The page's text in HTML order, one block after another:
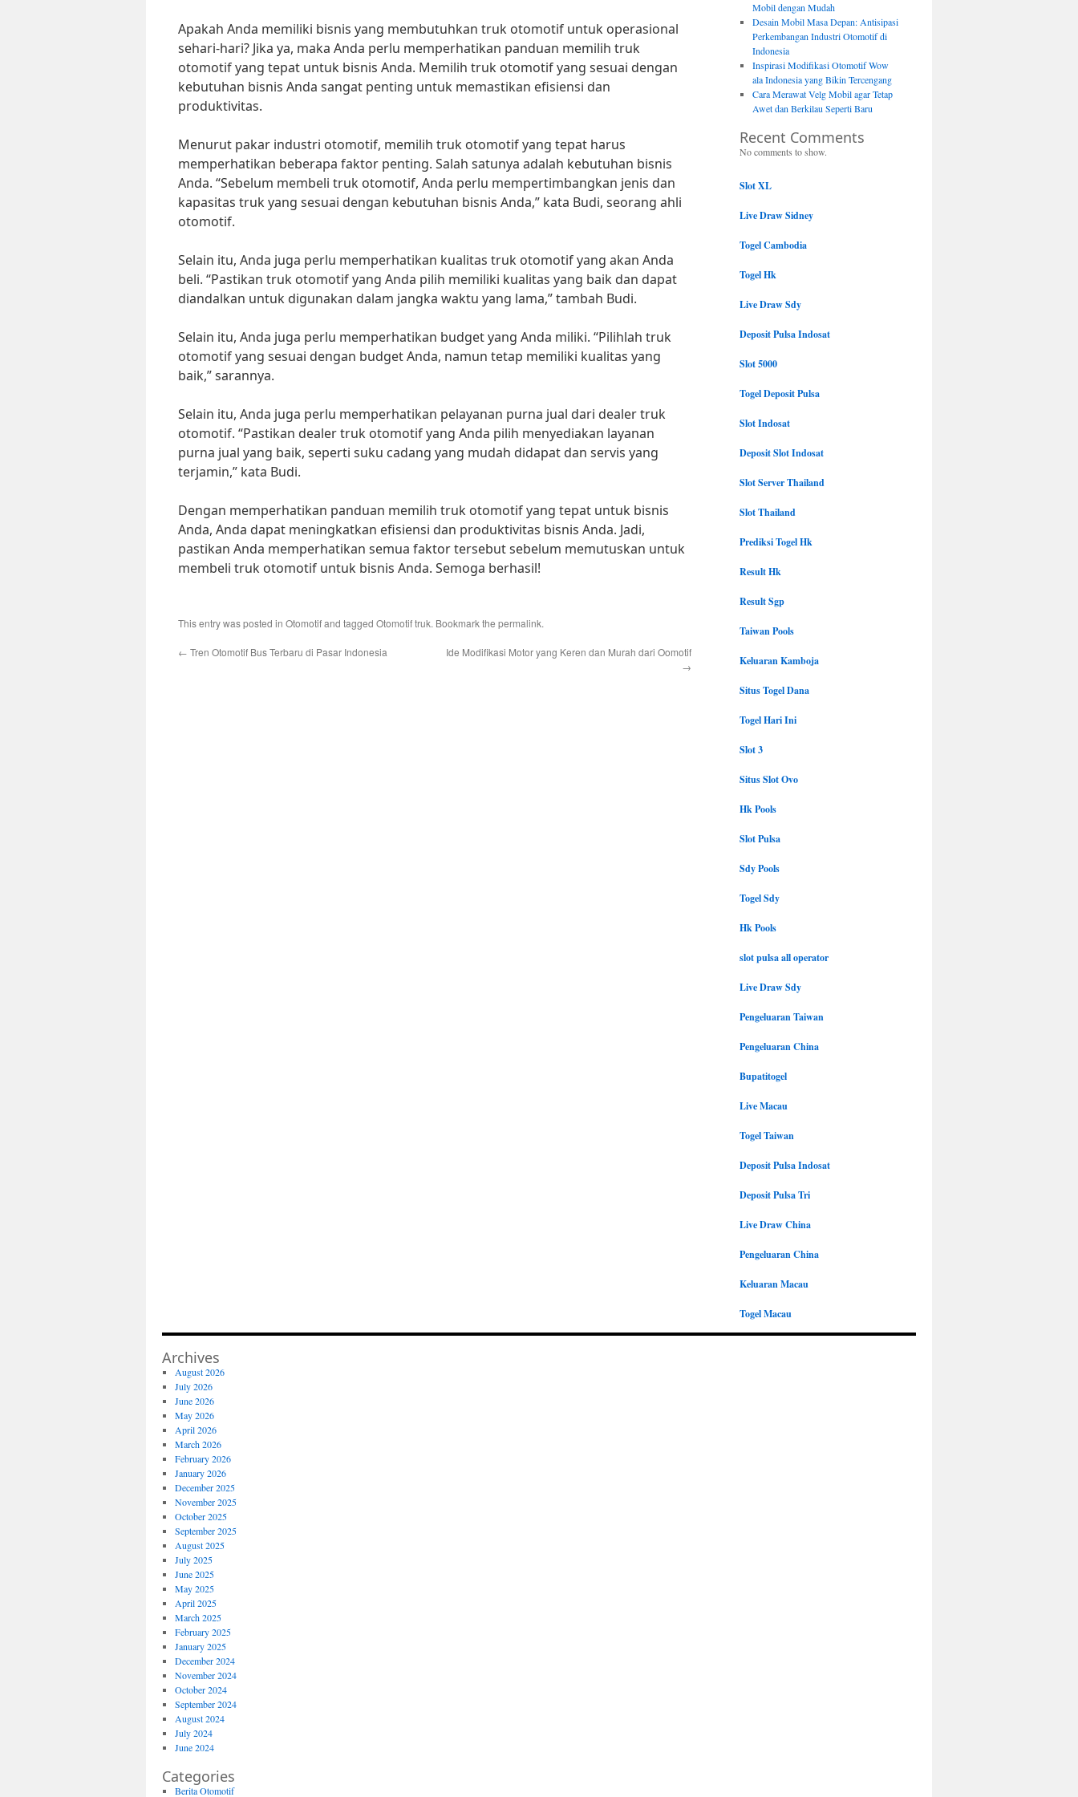
Apakah Anda memiliki bisnis yang membutuhkan truk otomotif untuk operasional
sehari-hari? Jika ya, maka Anda perlu memperhatikan panduan memilih truk
otomotif yang tepat untuk bisnis Anda. Memilih truk otomotif yang sesuai dengan
kebutuhan bisnis Anda sangat penting untuk memastikan efisiensi dan
produktivitas.
Menurut pakar industri otomotif, memilih truk otomotif yang tepat harus
memperhatikan beberapa faktor penting. Salah satunya adalah kebutuhan bisnis
Anda. “Sebelum membeli truk otomotif, Anda perlu mempertimbangkan jenis dan
kapasitas truk yang sesuai dengan kebutuhan bisnis Anda,” kata Budi, seorang ahli
otomotif.
Selain itu, Anda juga perlu memperhatikan kualitas truk otomotif yang akan Anda
beli. “Pastikan truk otomotif yang Anda pilih memiliki kualitas yang baik dan dapat
diandalkan untuk digunakan dalam jangka waktu yang lama,” tambah Budi.
Selain itu, Anda juga perlu memperhatikan budget yang Anda miliki. “Pilihlah truk
otomotif yang sesuai dengan budget Anda, namun tetap memiliki kualitas yang
baik,” sarannya.
Selain itu, Anda juga perlu memperhatikan pelayanan purna jual dari dealer truk
otomotif. “Pastikan dealer truk otomotif yang Anda pilih menyediakan layanan
purna jual yang baik, seperti suku cadang yang mudah didapat dan servis yang
terjamin,” kata Budi.
Dengan memperhatikan panduan memilih truk otomotif yang tepat untuk bisnis
Anda, Anda dapat meningkatkan efisiensi dan produktivitas bisnis Anda. Jadi,
pastikan Anda memperhatikan semua faktor tersebut sebelum memutuskan untuk
membeli truk otomotif untuk bisnis Anda. Semoga berhasil!
This entry was posted in Otomotifand tagged Otomotif truk. Bookmark the permalink.
← Tren Otomotif Bus Terbaru di Pasar Indonesia
Ide Modifikasi Motor yang Keren dan Murah dari Oomotif
→
Mobil dengan Mudah
Desain Mobil Masa Depan: Antisipasi
Perkembangan Industri Otomotif di
Indonesia
Inspirasi Modifikasi Otomotif Wow
ala Indonesia yang Bikin Tercengang
Cara Merawat Velg Mobil agar Tetap
Awet dan Berkilau Seperti Baru
Recent Comments
No comments to show.
Slot XL
Live Draw Sidney
Togel Cambodia
Togel Hk
Live Draw Sdy
Deposit Pulsa Indosat
Slot 5000
Togel Deposit Pulsa
Slot Indosat
Deposit Slot Indosat
Slot Server Thailand
Slot Thailand
Prediksi Togel Hk
Result Hk
Result Sgp
Taiwan Pools
Keluaran Kamboja
Situs Togel Dana
Togel Hari Ini
Slot 3
Situs Slot Ovo
Hk Pools
Slot Pulsa
Sdy Pools
Togel Sdy
Hk Pools
slot pulsa all operator
Live Draw Sdy
Pengeluaran Taiwan
Pengeluaran China
Bupatitogel
Live Macau
Togel Taiwan
Deposit Pulsa Indosat
Deposit Pulsa Tri
Live Draw China
Pengeluaran China
Keluaran Macau
Togel Macau
Archives
August 2026
July 2026
June 2026
May 2026
April 2026
March 2026
February 2026
January 2026
December 2025
November 2025
October 2025
September 2025
August 2025
July 2025
June 2025
May 2025
April 2025
March 2025
February 2025
January 2025
December 2024
November 2024
October 2024
September 2024
August 2024
July 2024
June 2024
Categories
Berita Otomotif